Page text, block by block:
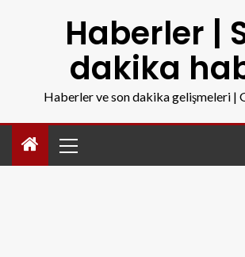
Haberler |
dakika
Haberler ve son dakika gelişmeleri |